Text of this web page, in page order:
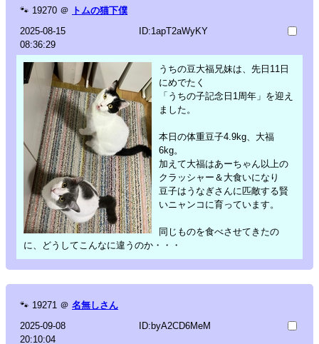
🐾 19270 ＠ トムの猫下僕
2025-08-15
08:36:29
ID:1apT2aWyKY
うちの豆大福兄妹は、先日11日
にめでたく
「うちの子記念日1周年」を迎え
ました。
本日の体重豆子4.9kg、大福
6kg。
加えて大福はあーちゃん以上の
クラッシャー＆大食いになり
豆子はうなぎさんに匹敵する賢
いニャンコに育っています。
同じものを食べさせてきたの
に、どうしてこんなに違うのか・・・
🐾 19271 ＠ 名無しさん
2025-09-08
20:10:04
ID:byA2CD6MeM